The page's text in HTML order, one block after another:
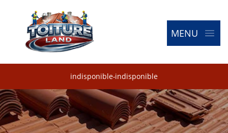
MENU
indisponible-indisponible